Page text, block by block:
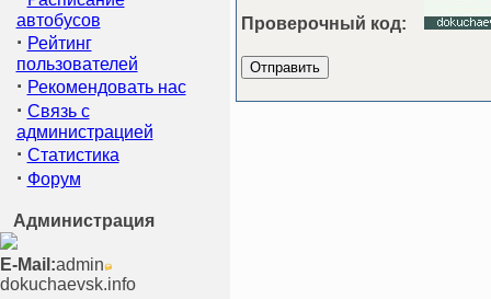
автобусов
· Рейтинг
пользователей
· Рекомендовать нас
· Связь с
администрацией
· Статистика
· Форум
Администрация
E-Mail:admin
dokuchaevsk.info
Проверочный код: